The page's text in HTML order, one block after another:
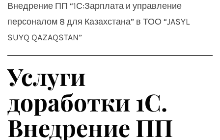
Внедрение ПП “1С:Зарплата и управление
персоналом 8 для Казахстана” в ТОО “JASYL
SUYQ QAZAQSTAN”
Услуги
доработки 1С.
Внедрение ПП